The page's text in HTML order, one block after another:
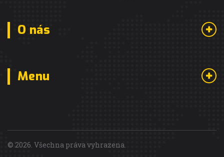
O nás
Menu
© 2026. Všechna práva vyhrazena.